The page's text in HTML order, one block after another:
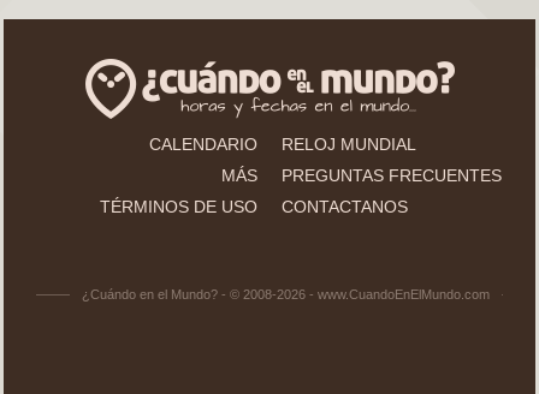
CALENDARIO
RELOJ MUNDIAL
MÁS
PREGUNTAS FRECUENTES
TÉRMINOS DE USO
CONTACTANOS
¿Cuándo en el Mundo? - © 2008-2026 - www.CuandoEnElMundo.com